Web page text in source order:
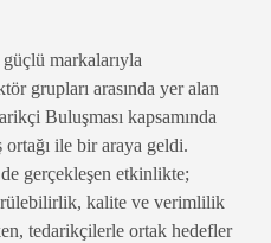
markalarıyla
grupları arasında yer alan
Buluşması kapsamında
ile bir araya geldi.
gerçekleşen etkinlikte;
kalite ve verimlilik
tedarikçilerle ortak hedefler